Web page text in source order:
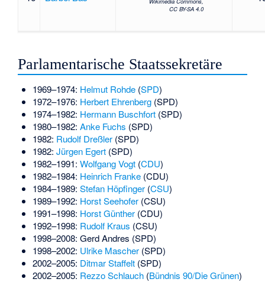
CC BY-SA 4.0
Parlamentarische Staatssekretäre
1969–1974: Helmut Rohde(SPD)
1972–1976: Herbert Ehrenberg(SPD)
1974–1982: Hermann Buschfort(SPD)
1980–1982: Anke Fuchs (SPD)
1982: Rudolf Dreßler(SPD)
1982: Jürgen Egert(SPD)
1982–1991: Wolfgang Vogt(CDU)
1982–1984: Heinrich Franke(CDU)
1984–1989: Stefan Höpfinger(CSU)
1989–1992: Horst Seehofer(CSU)
1991–1998: Horst Günther(CDU)
1992–1998: Rudolf Kraus (CSU)
1998–2008: Gerd Andres (SPD)
1998–2002: Ulrike Mascher(SPD)
2002–2005: Ditmar Staffelt(SPD)
2002–2005: Rezzo Schlauch(Bündnis 90/Die Grünen)